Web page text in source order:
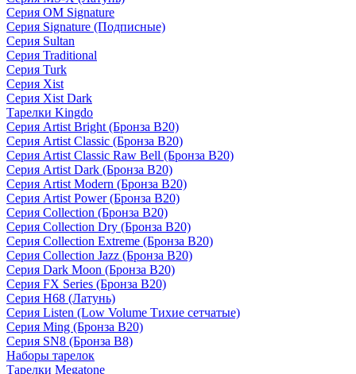
Серия OM Signature
Серия Signature (Подписные)
Серия Sultan
Серия Traditional
Серия Turk
Серия Xist
Серия Xist Dark
Тарелки Kingdo
Серия Artist Bright (Бронза B20)
Серия Artist Classic (Бронза B20)
Серия Artist Classic Raw Bell (Бронза B20)
Серия Artist Dark (Бронза B20)
Серия Artist Modern (Бронза B20)
Серия Artist Power (Бронза B20)
Серия Collection (Бронза B20)
Серия Collection Dry (Бронза B20)
Серия Collection Extreme (Бронза B20)
Серия Collection Jazz (Бронза B20)
Серия Dark Moon (Бронза B20)
Серия FX Series (Бронза B20)
Серия H68 (Латунь)
Серия Listen (Low Volume Тихие сетчатые)
Серия Ming (Бронза B20)
Серия SN8 (Бронза B8)
Наборы тарелок
Тарелки Megatone